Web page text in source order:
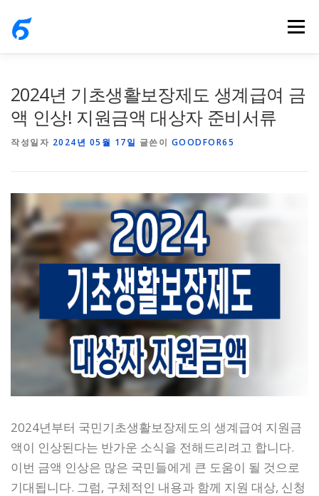
메뉴
2024년 기초생활보장제도 생계급여 금
액 인상! 지원금액 대상자 준비서류
작성일자 2024년 05월 17일 글쓴이 GOODFOR65
2024년부터 국민기초생활보장제도의 생계급여 지원금
액이 인상된다는 반가운 소식을 전해드리려고 합니다.
이번 금액 인상은 많은 국민들에게 큰 도움이 될 것으로
기대됩니다. 그럼, 구체적인 내용과 함께 지원 대상, 신청